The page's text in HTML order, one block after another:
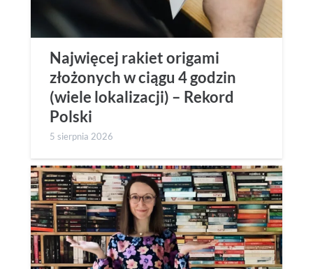
Najwięcej rakiet origami
złożonych w ciągu 4 godzin
(wiele lokalizacji) – Rekord
Polski
5 sierpnia 2026